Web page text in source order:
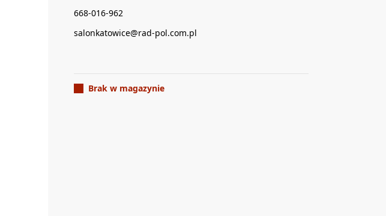
668-016-962
salonkatowice@rad-pol.com.pl
Brak w magazynie